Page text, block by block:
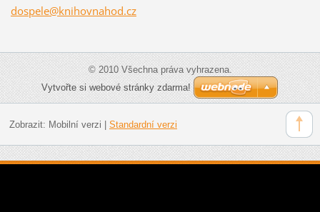
dospele@knihovnahod.cz
© 2010 Všechna práva vyhrazena.
Vytvořte si webové stránky zdarma!
Zobrazit: Mobilní verzi Standardní verzi